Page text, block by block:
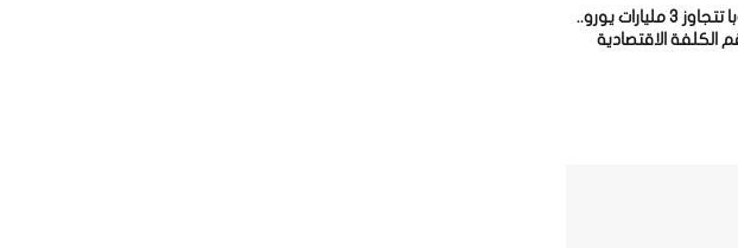
خسائر حرائق أوروبا تتجاوز 3 مليارات يورو..
الكلفة الاقتصادية